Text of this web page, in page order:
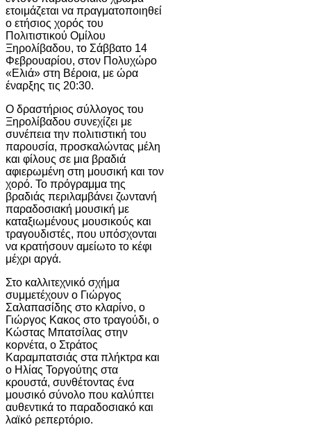
ετοιμάζεται να πραγματοποιηθεί
ο ετήσιος χορός του
Πολιτιστικού Ομίλου
Ξηρολίβαδου, το Σάββατο 14
Φεβρουαρίου, στον Πολυχώρο
«Ελιά» στη Βέροια, με ώρα
έναρξης τις 20:30.
Ο δραστήριος σύλλογος του
Ξηρολίβαδου συνεχίζει με
συνέπεια την πολιτιστική του
παρουσία, προσκαλώντας μέλη
και φίλους σε μια βραδιά
αφιερωμένη στη μουσική και τον
χορό. Το πρόγραμμα της
βραδιάς περιλαμβάνει ζωντανή
παραδοσιακή μουσική με
καταξιωμένους μουσικούς και
τραγουδιστές, που υπόσχονται
να κρατήσουν αμείωτο το κέφι
μέχρι αργά.
Στο καλλιτεχνικό σχήμα
συμμετέχουν ο Γιώργος
Σαλαπασίδης στο κλαρίνο, ο
Γιώργος Κακος στο τραγούδι, ο
Κώστας Μπατσίλας στην
κορνέτα, ο Στράτος
Καραμπατσιάς στα πλήκτρα και
ο Ηλίας Τοργούτης στα
κρουστά, συνθέτοντας ένα
μουσικό σύνολο που καλύπτει
αυθεντικά το παραδοσιακό και
λαϊκό ρεπερτόριο.